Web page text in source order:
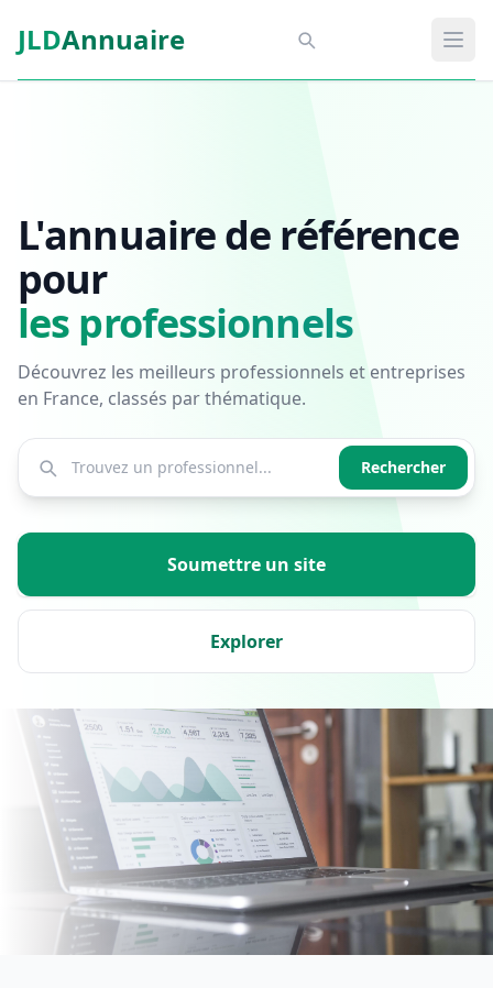
Aspect SDM
JLDAnnuaire
L'annuaire de référence
pour
les professionnels
Découvrez les meilleurs professionnels et entreprises
en France, classés par thématique.
Rechercher
Soumettre un site
Explorer